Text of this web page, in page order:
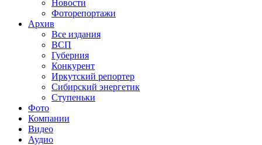
Новости
Фоторепортажи
Архив
Все издания
ВСП
Губерния
Конкурент
Иркутский репортер
Сибирский энергетик
Ступеньки
Фото
Компании
Видео
Аудио